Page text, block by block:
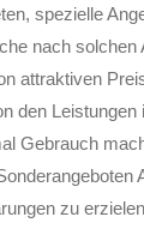
spezielle
nach solchen
attraktiven
den
Gebrauch
zu